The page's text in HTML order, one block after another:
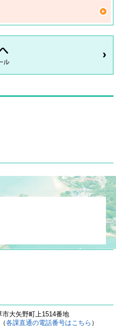
市大矢野町上1514番地
各課直通の電話番号はこちら ）